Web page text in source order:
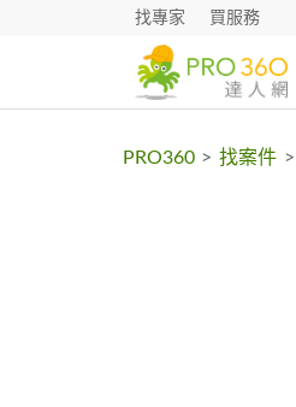
找專家 買服務
PRO360 > 找案件 >